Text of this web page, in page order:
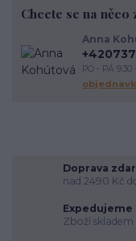
závody
podpora
výživa koně
krmení
kokosový olej
srst
vodění
Chcete se na něco
Anna
PO - PÁ 9.30
Doprava
nad 2490 Kč
Expedujeme
Zboží skladem